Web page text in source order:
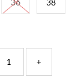
36 38
+